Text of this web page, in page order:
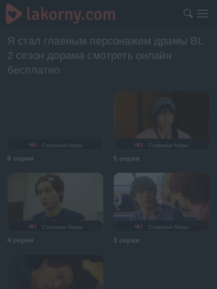
Я стал главным персонажем драмы BL
2 сезон дорама смотреть онлайн
бесплатно
Странные Миры
6 серия
Странные Миры
5 серия
Странные Миры
4 серия
Странные Миры
3 серия